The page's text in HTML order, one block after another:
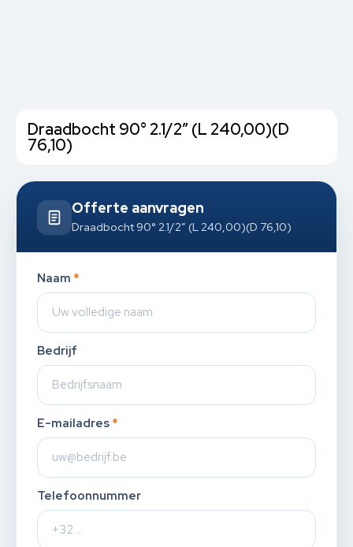
Draadbocht 90° 2.1/2” (L 240,00)(D
76,10)
Offerte aanvragen
Draadbocht 90° 2.1/2” (L 240,00)(D 76,10)
Naam *
Bedrijf
E-mailadres *
Telefoonnummer